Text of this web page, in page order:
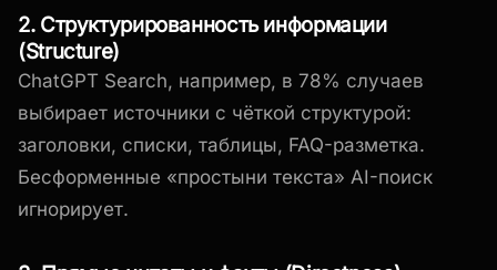
2. Структурированность информации
(Structure)
ChatGPT Search, например, в 78% случаев
выбирает источники с чёткой структурой:
заголовки, списки, таблицы, FAQ-разметка.
Бесформенные «простыни текста» AI-поиск
игнорирует.